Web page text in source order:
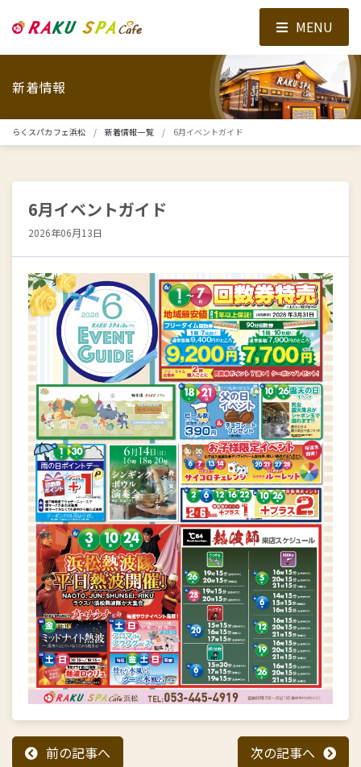
新着情報
らくスパカフェ浜松 新着情報一覧 6月イベントガイド
6月イベントガイド
2026年06月13日
前の記事へ 次の記事へ
MENU